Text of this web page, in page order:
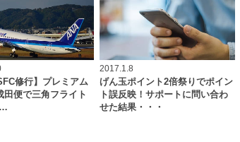
修行】プレミアム
田便で三角フライト
2017.1.8
げん玉ポイント2倍祭りでポイン
ト誤反映！サポートに問い合わ
せた結果・・・